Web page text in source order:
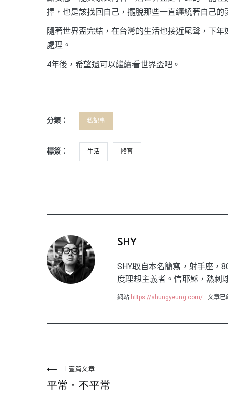
擇，也是該找回自己，擺脫那些一直纏繞著自己的
隨著世界盃完結，在台灣的生活也接近尾聲，下
處理。
4年後，希望還可以繼續看世界盃吧。
分類： 私記事
標簽： 生活 體育
SHY
SHY取自本名簡寫，射手座，
度理想主義者。信耶穌，熱刺
網站 https://shungyeung.com/ 文章已
文上壹篇文章
平常．不平常